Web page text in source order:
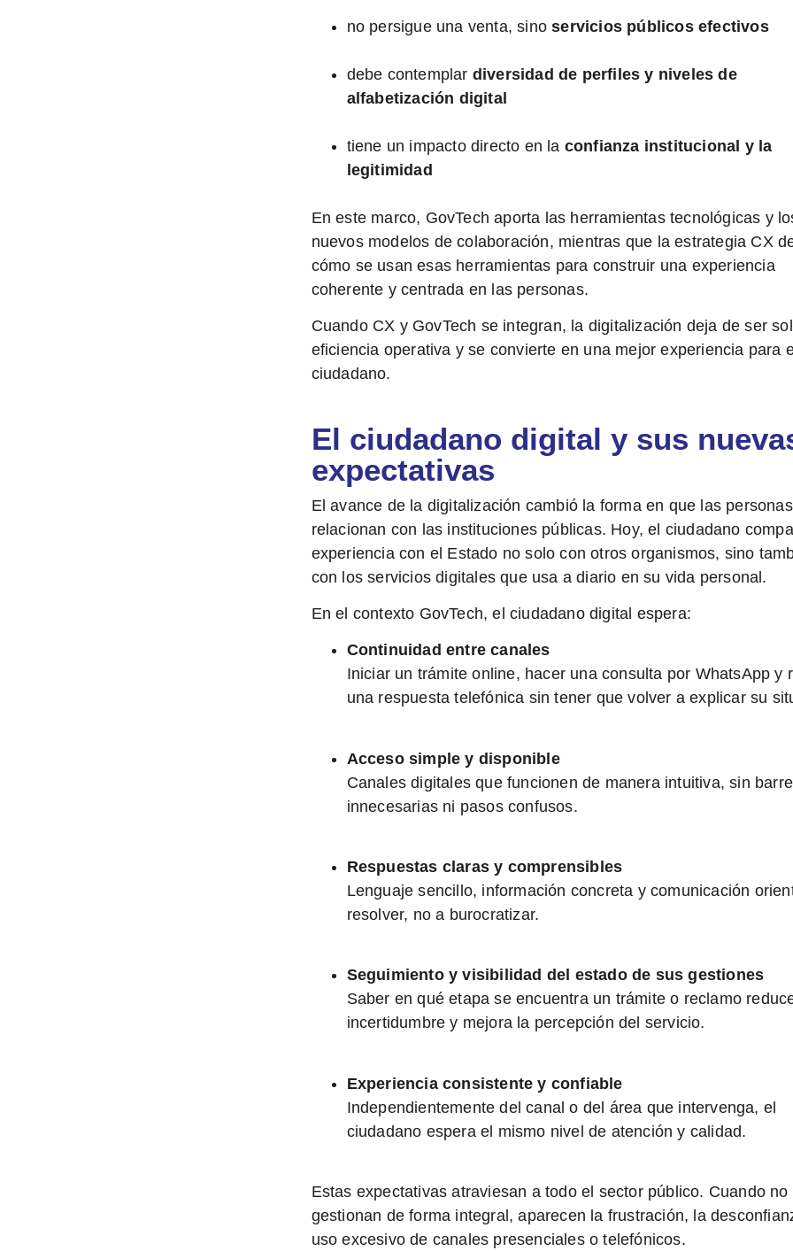
no persigue una venta, sinoservicios públicos efectivos
debe contemplar diversidad de perfiles y niveles de
alfabetización digital
tiene un impacto directo en la confianza institucional y la
legitimidad
En este marco, GovTech aporta las herramientas tecnológicas y
nuevos modelos de colaboración, mientras que la estrategia CX
cómo se usan esas herramientas para construir una experiencia
coherente y centrada en las personas.
Cuando CX y GovTech se integran, la digitalización deja de ser
eficiencia operativa y se convierte en una mejor experiencia para
ciudadano.
El ciudadano digital y sus
expectativas
El avance de la digitalización cambió la forma en que las
relacionan con las instituciones públicas. Hoy, el ciudadano
experiencia con el Estado no solo con otros organismos, sino
con los servicios digitales que usa a diario en su vida personal.
En el contexto GovTech, el ciudadano digital espera:
Continuidad entre canales
Iniciar un trámite online, hacer una consulta por WhatsApp y
una respuesta telefónica sin tener que volver a explicar su
Acceso simple y disponible
Canales digitales que funcionen de manera intuitiva, sin
innecesarias ni pasos confusos.
Respuestas claras y comprensibles
Lenguaje sencillo, información concreta y comunicación
resolver, no a burocratizar.
Seguimiento y visibilidad del estado de sus gestiones
Saber en qué etapa se encuentra un trámite o reclamo
incertidumbre y mejora la percepción del servicio.
Experiencia consistente y confiable
Independientemente del canal o del área que intervenga, el
ciudadano espera el mismo nivel de atención y calidad.
Estas expectativas atraviesan a todo el sector público. Cuando no
gestionan de forma integral, aparecen la frustración, la
uso excesivo de canales presenciales o telefónicos.